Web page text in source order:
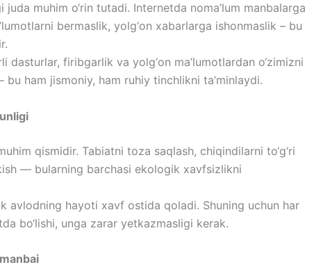
muhim o‘rin tutadi. Internetda noma’lum manbalarga
bermaslik, yolg‘on xabarlarga ishonmaslik – bu
firibgarlik va yolg‘on ma’lumotlardan o‘zimizni
ham jismoniy, ham ruhiy tinchlikni ta’minlaydi.
qismidir. Tabiatni toza saqlash, chiqindilarni to‘g‘ri
— bularning barchasi ekologik xavfsizlikni
avlodning hayoti xavf ostida qoladi. Shuning uchun har
bo‘lishi, unga zarar yetkazmasligi kerak.